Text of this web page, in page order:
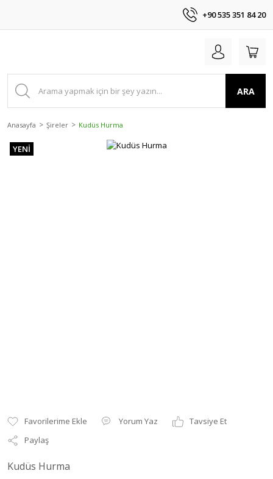
+90 535 351 84 20
ARA
Anasayfa Şireler Kudüs Hurma
YENİ
Yorum Yaz
Tavsiye Et
Paylaş
Kudüs Hurma